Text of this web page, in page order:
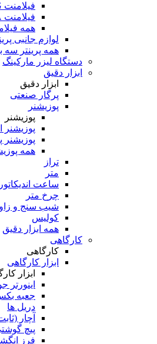
فیلامنت PETG
فیلامنت PLA
همه
لوازم جانبی
همه پرینتر سه
دستگاه لیزر مارکینگ
ابزار دقیق
ابزار دقیق
پرگار صنعتی
پوزیشنر
پوزیشنر
پوزیشنر
پوزیشنر
همه
تراز
متر
ساعت اندیکاتور
چرخ متر
شیب سنج و
کولیس
همه ابزار دقیق
کارگاهی
کارگاهی
ابزار کارگاهی
ابزار
اینورتر
جعبه
دریل ها
آچار
پیچ
فرز